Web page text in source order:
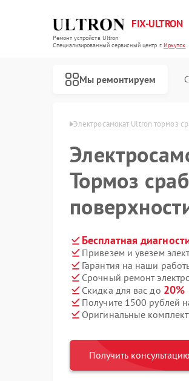
FIX-ULTRON
Ремонт устройств Ultron
Специализированный cервисный центр г.Иркутск
Мы ремонтируем
Электросамокат Ultron тормоз
Тормоз
Бесплатная
Привезем и увезем
Гарантия на наши
Срочный ремонт
Скидка для вас до 20%
Получите 1500 рублей
Оригинальные
Получить консультацию